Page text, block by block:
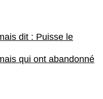
dit : Puisse le
qui ont abandonné